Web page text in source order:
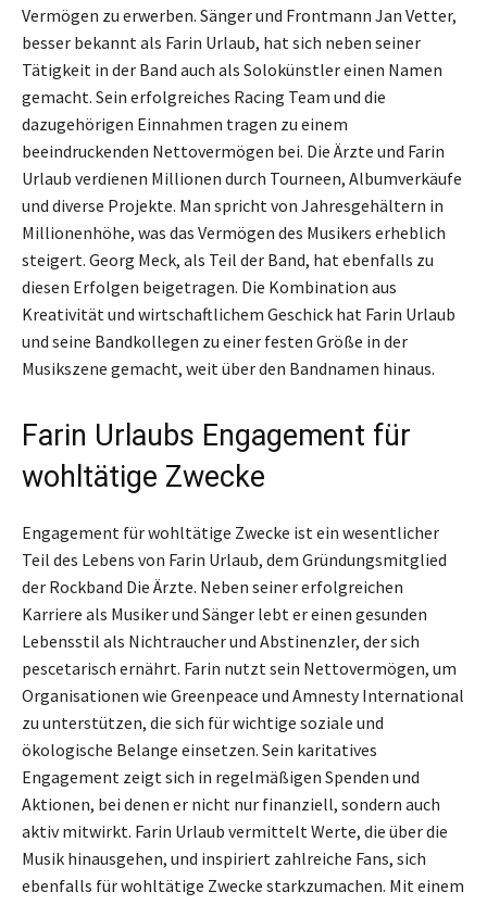
Vermögen zu erwerben. Sänger und Frontmann Jan Vetter,
besser bekannt als Farin Urlaub, hat sich neben seiner
Tätigkeit in der Band auch als Solokünstler einen Namen
gemacht. Sein erfolgreiches Racing Team und die
dazugehörigen Einnahmen tragen zu einem
beeindruckenden Nettovermögen bei. Die Ärzte und Farin
Urlaub verdienen Millionen durch Tourneen, Albumverkäufe
und diverse Projekte. Man spricht von Jahresgehältern in
Millionenhöhe, was das Vermögen des Musikers erheblich
steigert. Georg Meck, als Teil der Band, hat ebenfalls zu
diesen Erfolgen beigetragen. Die Kombination aus
Kreativität und wirtschaftlichem Geschick hat Farin Urlaub
und seine Bandkollegen zu einer festen Größe in der
Musikszene gemacht, weit über den Bandnamen hinaus.
Farin Urlaubs Engagement für
wohltätige Zwecke
Engagement für wohltätige Zwecke ist ein wesentlicher
Teil des Lebens von Farin Urlaub, dem Gründungsmitglied
der Rockband Die Ärzte. Neben seiner erfolgreichen
Karriere als Musiker und Sänger lebt er einen gesunden
Lebensstil als Nichtraucher und Abstinenzler, der sich
pescetarisch ernährt. Farin nutzt sein Nettovermögen, um
Organisationen wie Greenpeace und Amnesty International
zu unterstützen, die sich für wichtige soziale und
ökologische Belange einsetzen. Sein karitatives
Engagement zeigt sich in regelmäßigen Spenden und
Aktionen, bei denen er nicht nur finanziell, sondern auch
aktiv mitwirkt. Farin Urlaub vermittelt Werte, die über die
Musik hinausgehen, und inspiriert zahlreiche Fans, sich
ebenfalls für wohltätige Zwecke starkzumachen. Mit einem